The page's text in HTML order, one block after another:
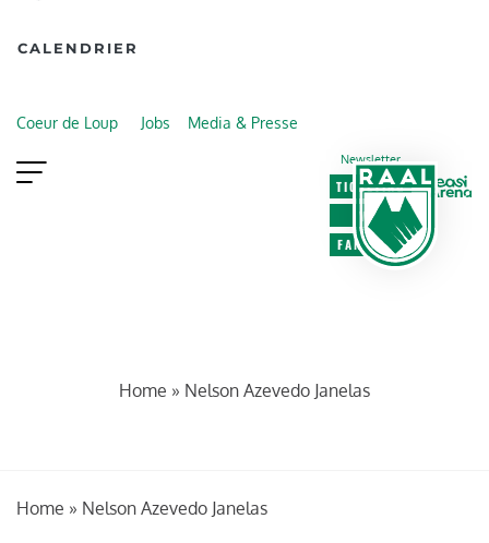
CALENDRIER
Coeur de Loup Jobs Media & Presse
Newsletter
TICKETING
VIP
FAN SHOP
Home » Nelson Azevedo Janelas
Home » Nelson Azevedo Janelas